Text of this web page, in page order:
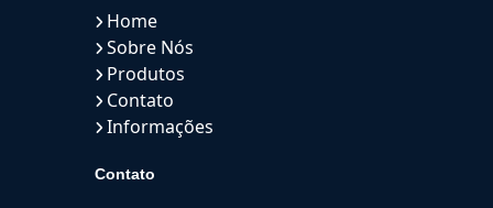
Home
Sobre Nós
Produtos
Contato
Informações
Contato